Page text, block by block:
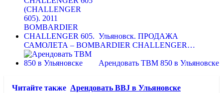
Ульяновск. ПРОДАЖА
САМОЛЕТА – BOMBARDIER CHALLENGER…
Арендовать TBM 850 в Ульяновске
Читайте также Арендовать BBJ в Ульяновске